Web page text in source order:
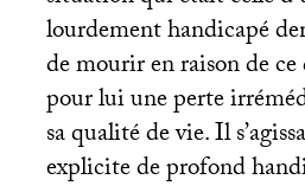
lourdement handicapé
de mourir en raison de
pour lui une perte
sa qualité de vie. Il
explicite de profond